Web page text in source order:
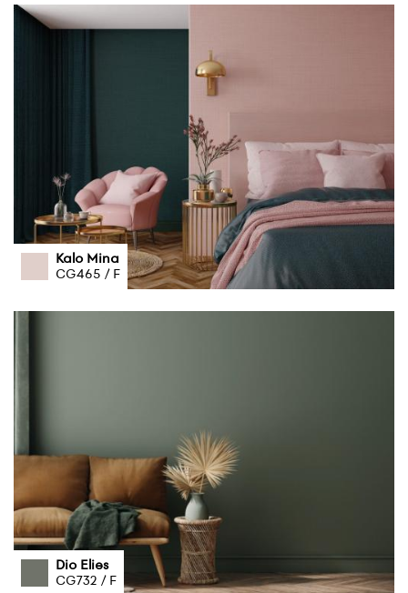
Kalo Mina
CG465 / F
Dio Elies
CG732 / F